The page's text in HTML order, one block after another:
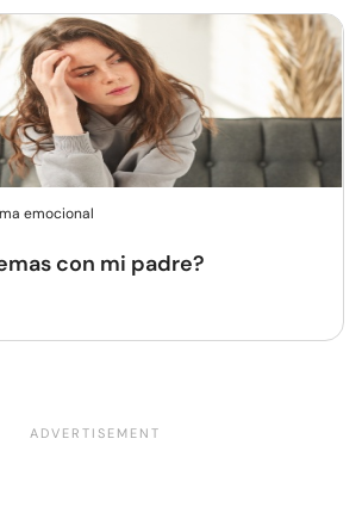
emocional
con mi padre?